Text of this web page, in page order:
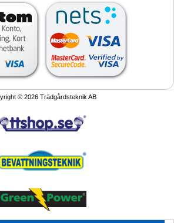
© 2026 Trädgårdsteknik AB